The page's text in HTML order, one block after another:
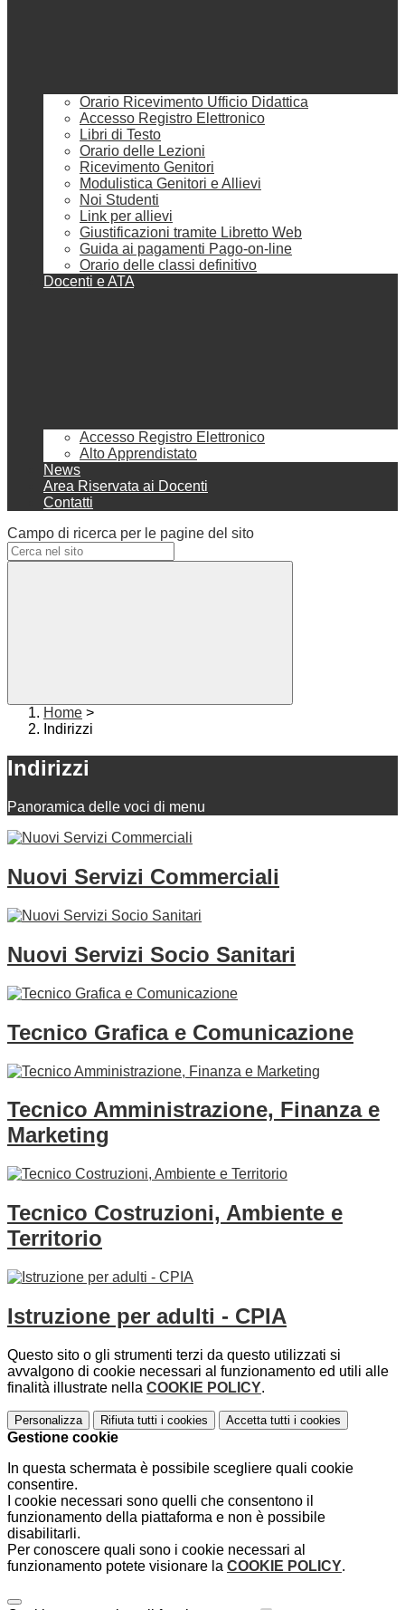
Orario Ricevimento Ufficio Didattica
Accesso Registro Elettronico
Libri di Testo
Orario delle Lezioni
Ricevimento Genitori
Modulistica Genitori e Allievi
Noi Studenti
Link per allievi
Giustificazioni tramite Libretto Web
Guida ai pagamenti Pago-on-line
Orario delle classi definitivo
Docenti e ATA
Accesso Registro Elettronico
Alto Apprendistato
News
Area Riservata ai Docenti
Contatti
Campo di ricerca per le pagine del sito
Home >
Indirizzi
Indirizzi
Panoramica delle voci di menu
Nuovi Servizi Commerciali
Nuovi Servizi Socio Sanitari
Tecnico Grafica e Comunicazione
Tecnico Amministrazione, Finanza e
Marketing
Tecnico Costruzioni, Ambiente e
Territorio
Istruzione per adulti - CPIA
Questo sito o gli strumenti terzi da questo utilizzati si
avvalgono di cookie necessari al funzionamento ed utili alle
finalità illustrate nella COOKIE POLICY.
Personalizza Rifiuta tutti i cookies Accetta tutti i cookies
Gestione cookie
In questa schermata è possibile scegliere quali cookie
consentire.
I cookie necessari sono quelli che consentono il
funzionamento della piattaforma e non è possibile
disabilitarli.
Per conoscere quali sono i cookie necessari al
funzionamento potete visionare la COOKIE POLICY.